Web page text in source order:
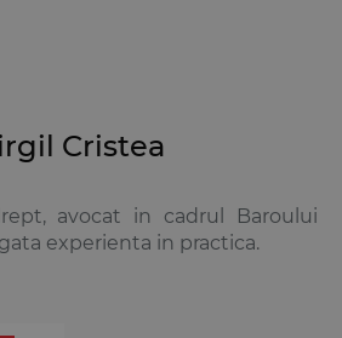
Cristea
avocat in cadrul Baroului
experienta in practica.